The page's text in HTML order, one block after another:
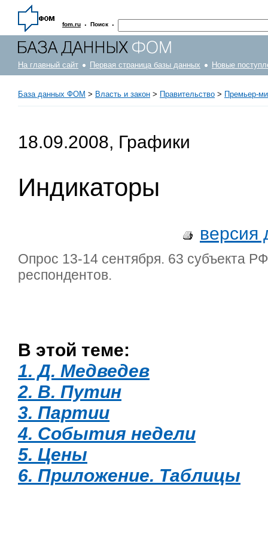
fom.ru · Поиск ·
На главный сайт Первая страница базы данных Новые
База данных ФОМ > Власть и закон > Правительство > Премьер-
18.09.2008, Графики
Индикаторы
версия
Опрос 13-14 сентября. 63 субъекта
респондентов.
В этой теме:
1. Д. Медведев
2. В. Путин
3. Партии
4. События недели
5. Цены
6. Приложение. Таблицы